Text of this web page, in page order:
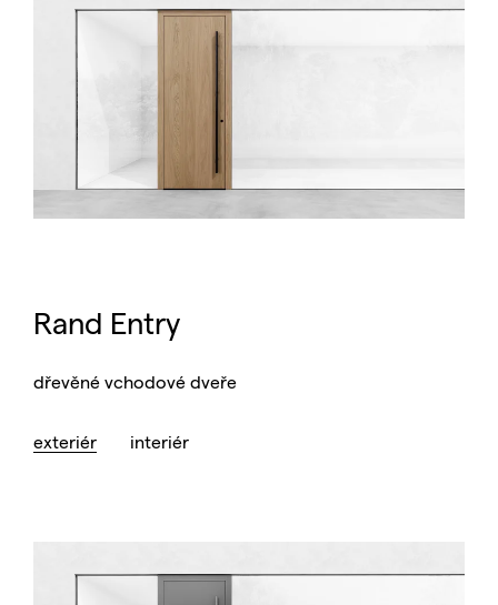
Rand Entry
dřevěné vchodové dveře
exteriér interiér